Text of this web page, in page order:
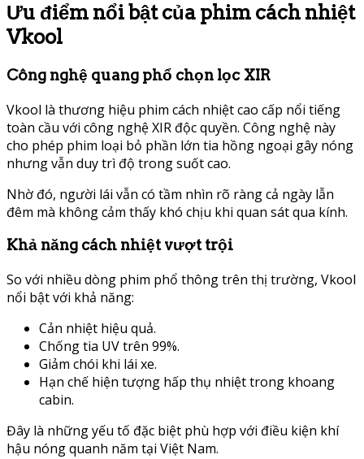
Ưu điểm nổi bật của phim cách nhiệt
Vkool
Công nghệ quang phổ chọn lọc XIR
Vkool là thương hiệu phim cách nhiệt cao cấp nổi tiếng
toàn cầu với công nghệ XIR độc quyền. Công nghệ này
cho phép phim loại bỏ phần lớn tia hồng ngoại gây nóng
nhưng vẫn duy trì độ trong suốt cao.
Nhờ đó, người lái vẫn có tầm nhìn rõ ràng cả ngày lẫn
đêm mà không cảm thấy khó chịu khi quan sát qua kính.
Khả năng cách nhiệt vượt trội
So với nhiều dòng phim phổ thông trên thị trường, Vkool
nổi bật với khả năng:
Cản nhiệt hiệu quả.
Chống tia UV trên 99%.
Giảm chói khi lái xe.
Hạn chế hiện tượng hấp thụ nhiệt trong khoang
cabin.
Đây là những yếu tố đặc biệt phù hợp với điều kiện khí
hậu nóng quanh năm tại Việt Nam.